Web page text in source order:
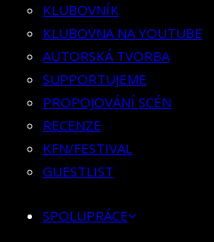
RECENZE
KFN/FESTIVAL
GUESTLIST
SPOLUPRÁCE
BOOKING
PR SPOLUPRÁCE
MERCH
KLUBOVNÍK
KLUBOVNA NA YOUTUBE
AUTORSKÁ TVORBA
SUPPORTUJEME
PROPOJOVÁNÍ SCÉN
RECENZE
KFN/FESTIVAL
GUESTLIST
SPOLUPRÁCE